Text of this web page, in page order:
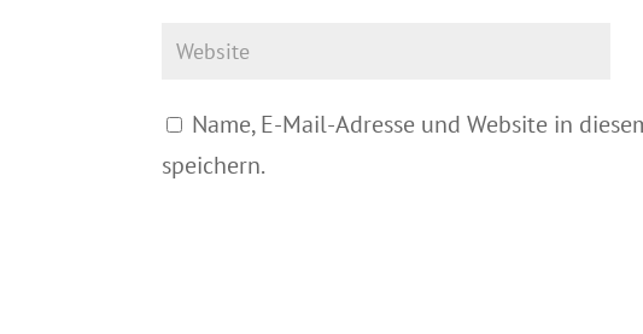
Name, E-Mail-Adresse und Website in
speichern.